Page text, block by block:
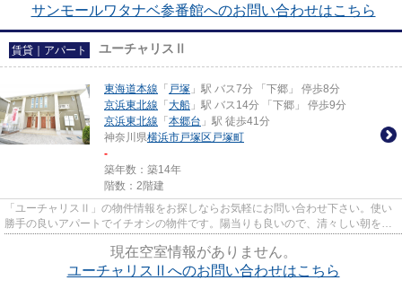
サンモールワタナベ参番館へのお問い合わせはこちら
賃貸｜アパート ユーチャリスⅡ
東海道本線 「 戸塚 」駅 バス7分 「下郷」 停歩8分
京浜東北線 「 大船 」駅 バス14分 「下郷」 停歩9分
京浜東北線 「 本郷台 」駅 徒歩41分
神奈川県横浜市戸塚区 戸塚町
-
築年数：築14年
階数：2階建
「ユーチャリスⅡ」の物件情報をお探しならお気軽にお問い合わせ下さい。使い
勝手の良いアパートでイチオシの物件です。陽当りも良いので、清々しい朝を迎
現在空室情報がありません。
ユーチャリスⅡへのお問い合わせはこちら